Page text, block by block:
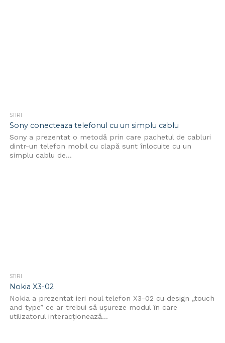
STIRI
Sony conecteaza telefonul cu un simplu cablu
Sony a prezentat o metodă prin care pachetul de cabluri
dintr-un telefon mobil cu clapă sunt înlocuite cu un
simplu cablu de...
STIRI
Nokia X3-02
Nokia a prezentat ieri noul telefon X3-02 cu design „touch
and type” ce ar trebui să ușureze modul în care
utilizatorul interacționează...